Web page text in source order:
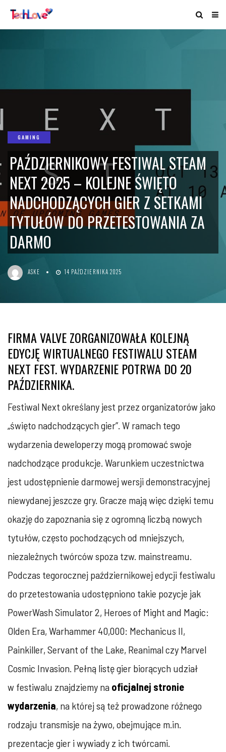
GAMING
PAŹDZIERNIKOWY FESTIWAL STEAM
NEXT 2025 – KOLEJNE ŚWIĘTO
NADCHODZĄCYCH GIER Z SETKAMI
TYTUŁÓW DO PRZETESTOWANIA ZA
DARMO
ASKE 14 PAŹDZIERNIKA 2025
FIRMA VALVE ZORGANIZOWAŁA KOLEJNĄ
EDYCJĘ WIRTUALNEGO FESTIWALU STEAM
NEXT FEST. WYDARZENIE POTRWA DO 20
PAŹDZIERNIKA.
Festiwal Next określany jest przez organizatorów jako
„święto nadchodzących gier”. W ramach tego
wydarzenia deweloperzy mogą promować swoje
nadchodzące produkcje. Warunkiem uczestnictwa
jest udostępnienie darmowej wersji demonstracyjnej
niewydanej jeszcze gry. Gracze mają więc dzięki temu
okazję do zapoznania się z ogromną liczbą nowych
tytułów, często pochodzących od mniejszych,
niezależnych twórców spoza tzw. mainstreamu.
Podczas tegorocznej październikowej edycji festiwalu
do przetestowania udostępniono takie pozycje jak
PowerWash Simulator 2, Heroes of Might and Magic:
Olden Era, Warhammer 40,000: Mechanicus II,
Painkiller, Servant of the Lake, Reanimal czy Marvel
Cosmic Invasion. Pełną listę gier biorących udział
w festiwalu znajdziemy na oficjalnej stronie
wydarzenia, na której są też prowadzone różnego
rodzaju transmisje na żywo, obejmujące m.in.
prezentacje gier i wywiady z ich twórcami.